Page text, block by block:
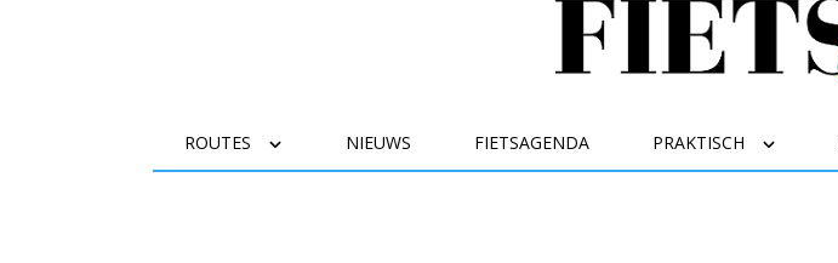
ROUTES NIEUWS FIETSAGENDA PRAKTISCH